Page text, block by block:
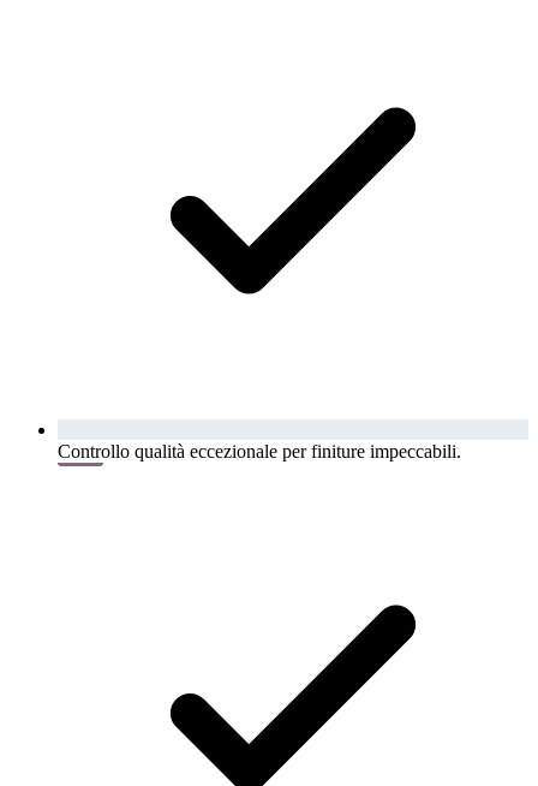
Controllo qualità eccezionale per finiture impeccabili.